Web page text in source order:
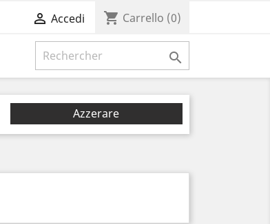
 Accedi shopping_cart Carrello (0)

Azzerare